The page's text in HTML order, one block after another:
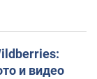
и видео